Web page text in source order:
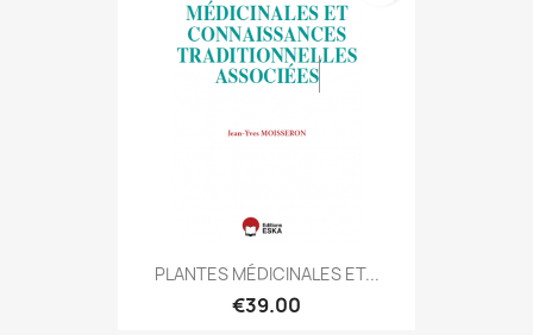
PLANTES MÉDICINALES ET...
€39.00